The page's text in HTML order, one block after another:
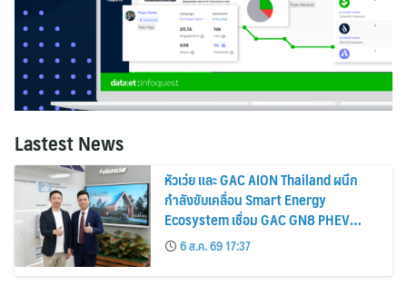
Lastest News
หัวเว่ย และ GAC AION Thailand ผนึก
กำลังขับเคลื่อน Smart Energy
Ecosystem เชื่อม GAC GN8 PHEV
รถยนต์ MPV ระดับพรีเมียม เข้ากับ
พลังงานแสงอาทิตย์ภายในบ้าน
6 ส.ค. 69 17:37